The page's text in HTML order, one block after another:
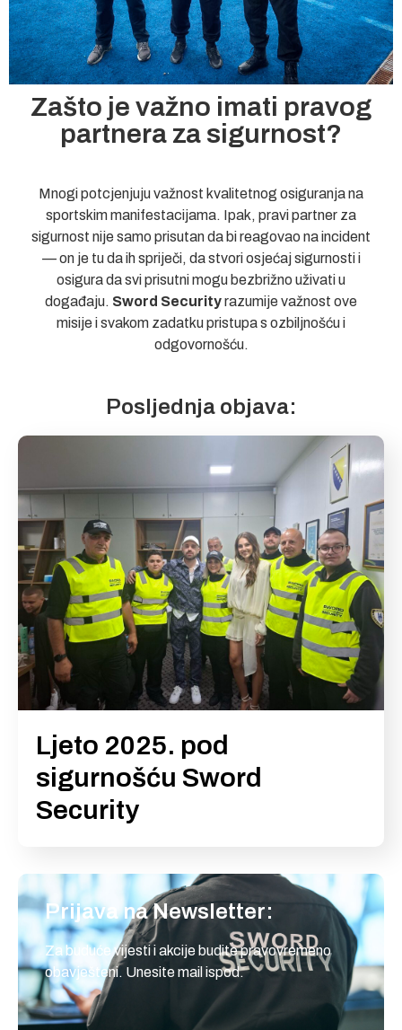
Zašto je važno imati pravog
partnera za sigurnost?
Mnogi potcjenjuju važnost kvalitetnog osiguranja na
sportskim manifestacijama. Ipak, pravi partner za
sigurnost nije samo prisutan da bi reagovao na incident
— on je tu da ih spriječi, da stvori osjećaj sigurnosti i
osigura da svi prisutni mogu bezbrižno uživati u
događaju. Sword Securityrazumije važnost ove
misije i svakom zadatku pristupa s ozbiljnošću i
odgovornošću.
Posljednja objava:
Ljeto 2025. pod
sigurnošću Sword
Security
Prijava na Newsletter:
Za buduće vijesti i akcije budite pravovremeno
obavješteni. Unesite mail ispod.